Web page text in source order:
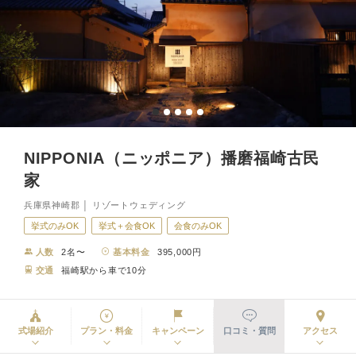
NIPPONIA（ニッポニア）播磨福崎古民
家
兵庫県神崎郡 │ リゾートウェディング
挙式のみOK 挙式＋会食OK 会食のみOK
人数 2名〜 基本料金
395,000円
交通
福崎駅から車で10分
式場紹介 プラン・料金 キャンペーン 口コミ・質問 アクセス